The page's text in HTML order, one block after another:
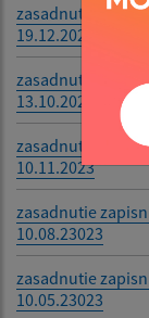
zasadnutie
19.12.2023
zasadnutie
13.10.2023
zasadnutie
10.11.2023
zasadnutie
10.08.23023
zasadnutie
10.05.23023